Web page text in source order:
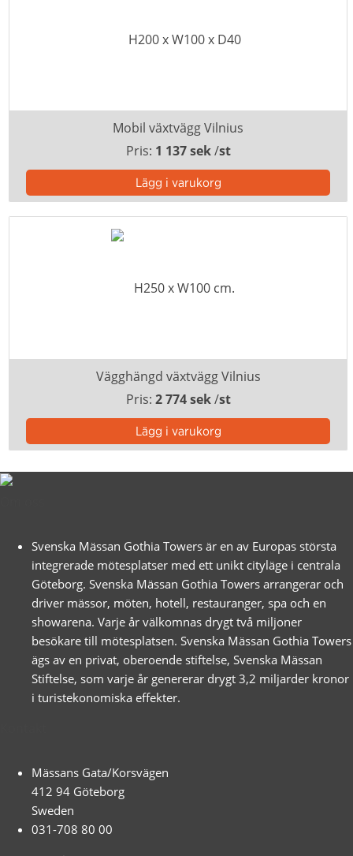
Mobil växtvägg Vilnius
Pris: 1 137 sek/st
Vägghängd växtvägg Vilnius
Pris: 2 774 sek/st
Svenska Mässan Gothia Towers är en av Europas största
integrerade mötesplatser med ett unikt cityläge i centrala
Göteborg. Svenska Mässan Gothia Towers arrangerar och
driver mässor, möten, hotell, restauranger, spa och en
showarena. Varje år välkomnas drygt två miljoner
besökare till mötesplatsen. Svenska Mässan Gothia Towers
ägs av en privat, oberoende stiftelse, Svenska Mässan
Stiftelse, som varje år genererar drygt 3,2 miljarder kronor
i turistekonomiska effekter.
Mässans Gata/Korsvägen
412 94 Göteborg
Sweden
031-708 80 00